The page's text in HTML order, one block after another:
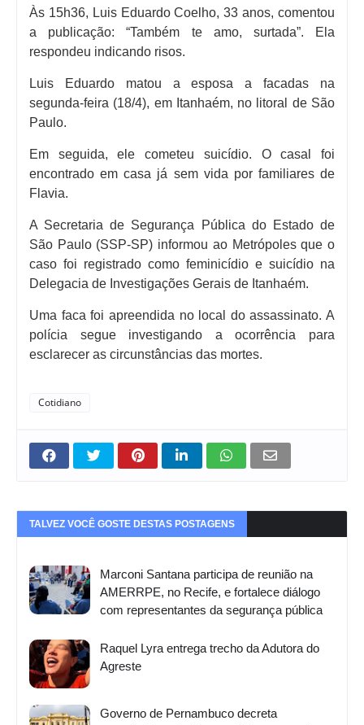
Às 15h36, Luis Eduardo Coelho, 33 anos, comentou
a publicação: “Também te amo, surtada”. Ela
respondeu indicando risos.
Luis Eduardo matou a esposa a facadas na
segunda-feira (18/4), em Itanhaém, no litoral de São
Paulo.
Em seguida, ele cometeu suicídio. O casal foi
encontrado em casa já sem vida por familiares de
Flavia.
A Secretaria de Segurança Pública do Estado de
São Paulo (SSP-SP) informou ao Metrópoles que o
caso foi registrado como feminicídio e suicídio na
Delegacia de Investigações Gerais de Itanhaém.
Uma faca foi apreendida no local do assassinato. A
polícia segue investigando a ocorrência para
esclarecer as circunstâncias das mortes.
Cotidiano
TALVEZ VOCÊ GOSTE DESTAS POSTAGENS
Marconi Santana participa de reunião na
AMERRPE, no Recife, e fortalece diálogo
com representantes da segurança pública
Raquel Lyra entrega trecho da Adutora do
Agreste
Governo de Pernambuco decreta